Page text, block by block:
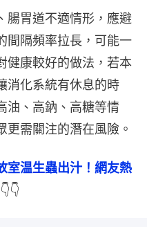
腸胃道不適情形，應避
間隔頻率拉長，可能一
健康較好的做法，若本
消化系統有休息的時
油、高鈉、高糖等情
更需關注的潛在風險。
室温生蟲出汁！網友熱